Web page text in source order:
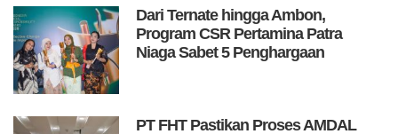
Dari Ternate hingga Ambon,
Program CSR Pertamina Patra
Niaga Sabet 5 Penghargaan
PT FHT Pastikan Proses AMDAL